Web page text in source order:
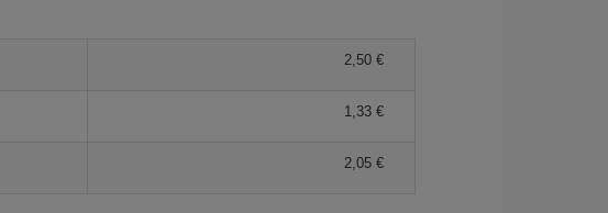
2,50 €
1,33 €
2,05 €